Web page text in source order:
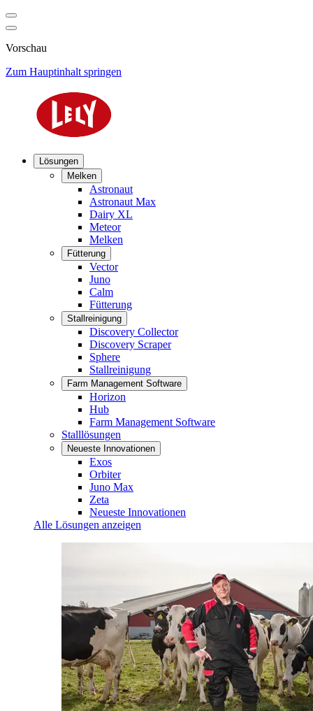
Vorschau
Zum Hauptinhalt springen
Lösungen
Melken
Astronaut
Astronaut Max
Dairy XL
Meteor
Melken
Fütterung
Vector
Juno
Calm
Fütterung
Stallreinigung
Discovery Collector
Discovery Scraper
Sphere
Stallreinigung
Farm Management Software
Horizon
Hub
Farm Management Software
Stalllösungen
Neueste Innovationen
Exos
Orbiter
Juno Max
Zeta
Neueste Innovationen
Alle Lösungen anzeigen